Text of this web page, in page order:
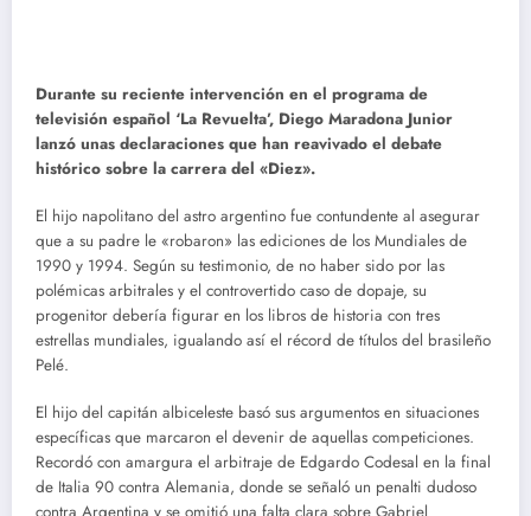
Durante su reciente intervención en el programa de
televisión español ‘La Revuelta’, Diego Maradona Junior
lanzó unas declaraciones que han reavivado el debate
histórico sobre la carrera del «Diez».
El hijo napolitano del astro argentino fue contundente al asegurar
que a su padre le «robaron» las ediciones de los Mundiales de
1990 y 1994. Según su testimonio, de no haber sido por las
polémicas arbitrales y el controvertido caso de dopaje, su
progenitor debería figurar en los libros de historia con tres
estrellas mundiales, igualando así el récord de títulos del brasileño
Pelé.
El hijo del capitán albiceleste basó sus argumentos en situaciones
específicas que marcaron el devenir de aquellas competiciones.
Recordó con amargura el arbitraje de Edgardo Codesal en la final
de Italia 90 contra Alemania, donde se señaló un penalti dudoso